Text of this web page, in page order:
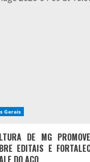
Gerais
DE MG
EDITAIS E